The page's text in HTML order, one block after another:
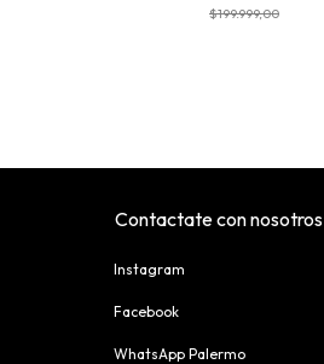
$199.999,00
Contactate con nosotros
Instagram
Facebook
WhatsApp Palermo